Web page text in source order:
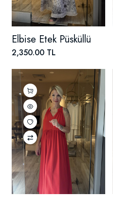
Elbise Etek Püsküllü
2,350.00 TL